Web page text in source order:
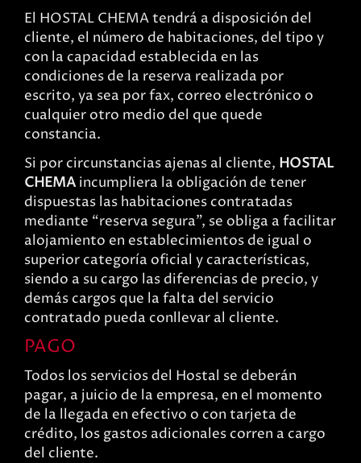
El HOSTAL CHEMA tendrá a disposición del
cliente, el número de habitaciones, del tipo y
con la capacidad establecida en las
condiciones de la reserva realizada por
escrito, ya sea por fax, correo electrónico o
cualquier otro medio del que quede
constancia.
Si por circunstancias ajenas al cliente, HOSTAL
CHEMAincumpliera la obligación de tener
dispuestas las habitaciones contratadas
mediante “reserva segura”, se obliga a facilitar
alojamiento en establecimientos de igual o
superior categoría oficial y características,
siendo a su cargo las diferencias de precio, y
demás cargos que la falta del servicio
contratado pueda conllevar al cliente.
PAGO
Todos los servicios del Hostal se deberán
pagar, a juicio de la empresa, en el momento
de la llegada en efectivo o con tarjeta de
crédito, los gastos adicionales corren a cargo
del cliente.